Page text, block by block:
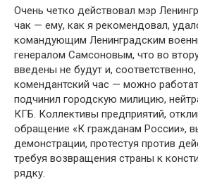
Очень четко действовал мэр
чак — ему, как я рекомендовал,
ко­мандующим Ленинградским
генералом Самсоновым, что во
введены не бу­дут и,
комендантский час — мож­но
подчинил городскую милицию,
КГБ. Коллективы предприятий,
обращение «К гражданам России»,
демонстрации, протестуя против
требуя возвращения страны к
рядку.